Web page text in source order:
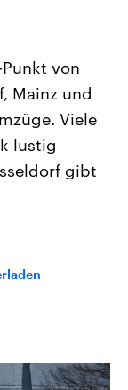
von
Mainz und
Viele
lustig
gibt